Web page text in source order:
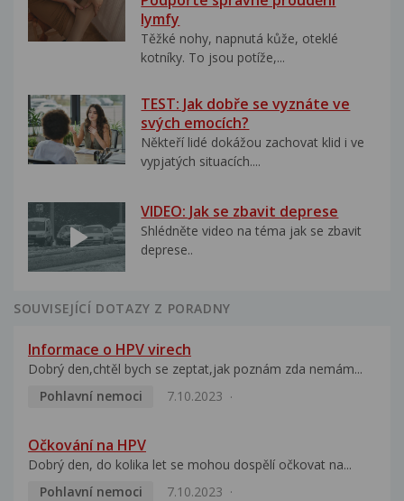
lymfy
Těžké nohy, napnutá kůže, oteklé
kotníky. To jsou potíže,...
TEST: Jak dobře se vyznáte ve
svých emocích?
Někteří lidé dokážou zachovat klid i ve
vypjatých situacích....
VIDEO: Jak se zbavit deprese
Shlédněte video na téma jak se zbavit
deprese..
SOUVISEJÍCÍ DOTAZY Z PORADNY
Informace o HPV virech
Dobrý den,chtěl bych se zeptat,jak poznám zda nemám...
Pohlavní nemoci
7.10.2023
Očkování na HPV
Dobrý den, do kolika let se mohou dospělí očkovat na...
Pohlavní nemoci
7.10.2023